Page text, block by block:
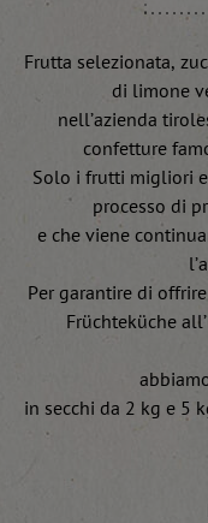
Frutta selezionata,
di limone
nell’azienda
confetture
Solo i frutti migliori
processo di
e che viene
Per garantire di
Früchteküche
in secchi da 2 kg e 5